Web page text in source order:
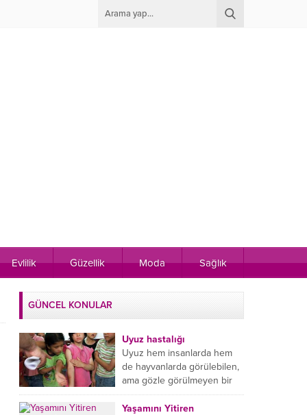
Evlilik Güzellik Moda Sağlık
GÜNCEL KONULAR
Uyuz hastalığı
Uyuz hem insanlarda hem
de hayvanlarda görülebilen,
ama gözle görülmeyen bir
tür mikroplu böcek
hastalığıdır. Uyuz hastalığı
Yaşamını Yitiren